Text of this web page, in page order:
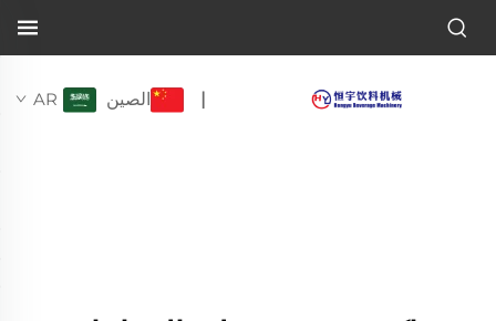
| الصين AR